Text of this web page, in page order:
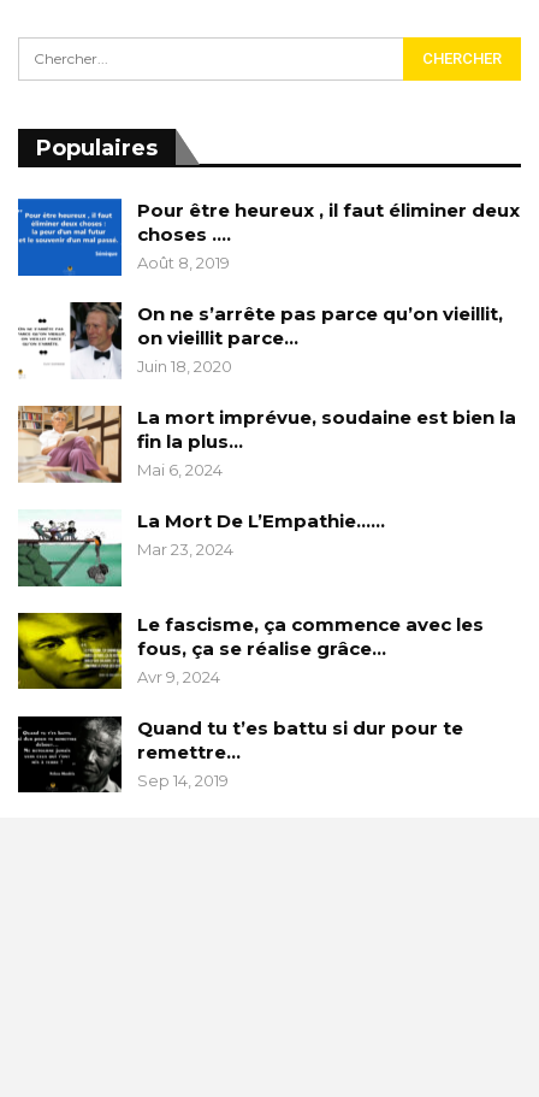
Populaires
Pour être heureux , il faut éliminer deux
choses ….
Août 8, 2019
On ne s’arrête pas parce qu’on vieillit,
on vieillit parce…
Juin 18, 2020
La mort imprévue, soudaine est bien la
fin la plus…
Mai 6, 2024
La Mort De L’Empathie……
Mar 23, 2024
Le fascisme, ça commence avec les
fous, ça se réalise grâce…
Avr 9, 2024
Quand tu t’es battu si dur pour te
remettre…
Sep 14, 2019